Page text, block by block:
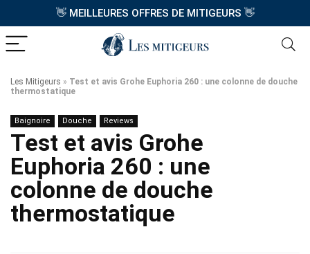
👋MEILLEURES OFFRES DE MITIGEURS 👋
Les Mitigeurs » Test et avis Grohe Euphoria 260 : une colonne de douche
thermostatique
Baignoire Douche Reviews
Test et avis Grohe
Euphoria 260 : une
colonne de douche
thermostatique